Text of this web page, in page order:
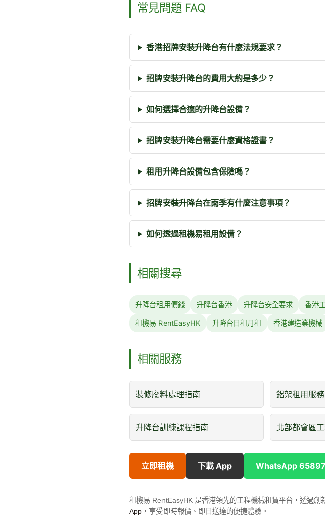
常見問題 FAQ
香港招牌安裝升降台有什麼法規要求？
招牌安裝升降台的費用大約是多少？
如何選擇合適的升降台設備？
招牌安裝升降台需要什麼資格證書？
租用升降台設備包含保險嗎？
招牌安裝升降台在雨季有什麼注意事項？
如何透過租機易租用設備？
相關搜尋
升降台租用價錢 升降台香港 升降台安全要求 香港
租機易 RentEasyHK 升降台日租月租 香港建造業機械
相關服務
裝修廢料處理指南 鋁架租用服務
升降台訓練課程指南 北部都會區
立即租機 下載 App WhatsApp
租機易 RentEasyHK 是香港領先的工程機械租賃平台，透過
App ，享受即時報價、即日送達的便捷體驗。